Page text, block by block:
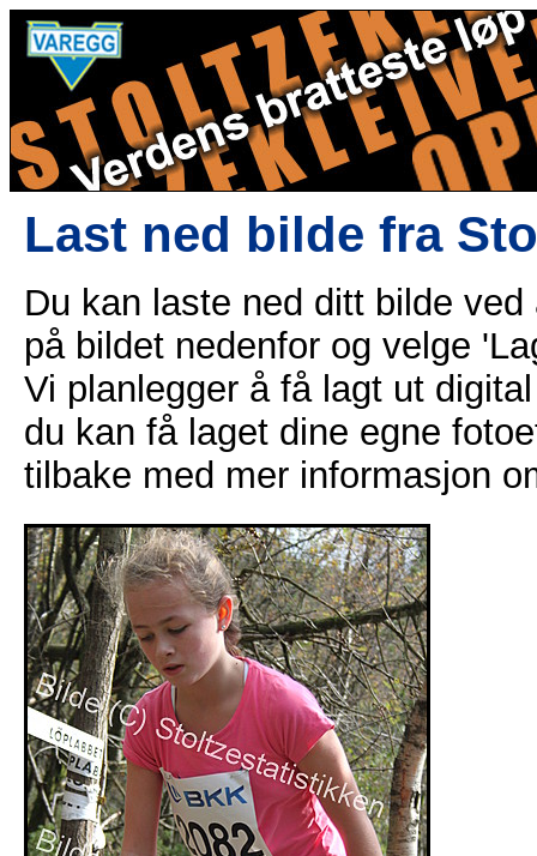
Last ned bilde fra
Du kan laste ned ditt bilde
på bildet nedenfor og velge
Vi planlegger å få lagt ut
du kan få laget dine egne
tilbake med mer informasjon